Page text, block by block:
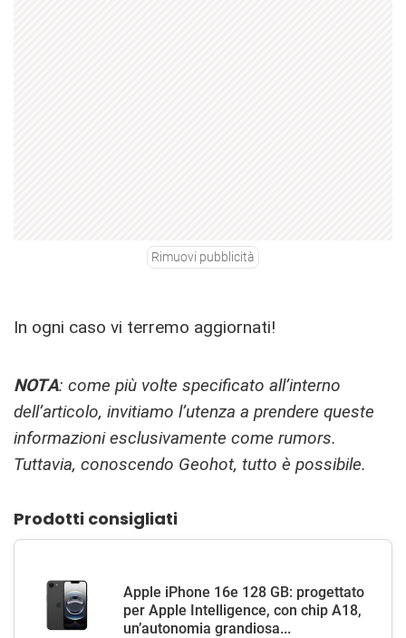
Rimuovi pubblicità
In ogni caso vi terremo aggiornati!
NOTA: come più volte specificato all’interno
dell’articolo, invitiamo l’utenza a prendere queste
informazioni esclusivamente come rumors.
Tuttavia, conoscendo Geohot, tutto è possibile.
Prodotti consigliati
Apple iPhone 16e 128 GB: progettato
per Apple Intelligence, con chip A18,
un’autonomia grandiosa...